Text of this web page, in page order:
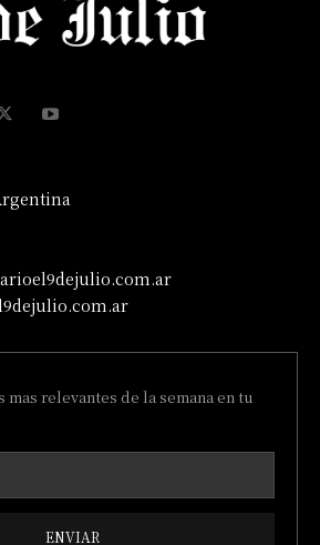
relevantes de la semana en tu
ENVIAR